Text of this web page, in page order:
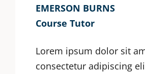
EMERSON BURNS
Course Tutor
Lorem ipsum dolor sit
consectetur adipiscing